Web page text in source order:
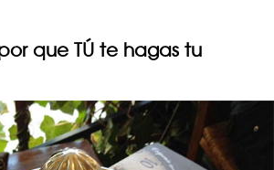
que TÚ te hagas tu